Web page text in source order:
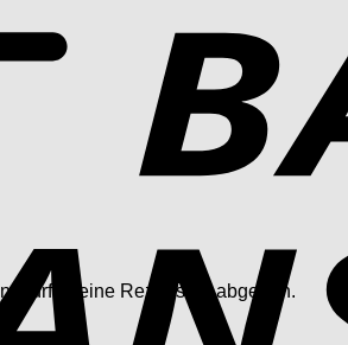
dürfen eine Rezension abgeben.